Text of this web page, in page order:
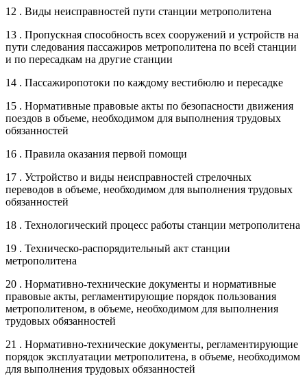
12 . Виды неисправностей пути станции метрополитена
13 . Пропускная способность всех сооружений и устройств на
пути следования пассажиров метрополитена по всей станции
и по пересадкам на другие станции
14 . Пассажиропотоки по каждому вестибюлю и пересадке
15 . Нормативные правовые акты по безопасности движения
поездов в объеме, необходимом для выполнения трудовых
обязанностей
16 . Правила оказания первой помощи
17 . Устройство и виды неисправностей стрелочных
переводов в объеме, необходимом для выполнения трудовых
обязанностей
18 . Технологический процесс работы станции метрополитена
19 . Техническо-распорядительный акт станции
метрополитена
20 . Нормативно-технические документы и нормативные
правовые акты, регламентирующие порядок пользования
метрополитеном, в объеме, необходимом для выполнения
трудовых обязанностей
21 . Нормативно-технические документы, регламентирующие
порядок эксплуатации метрополитена, в объеме, необходимом
для выполнения трудовых обязанностей